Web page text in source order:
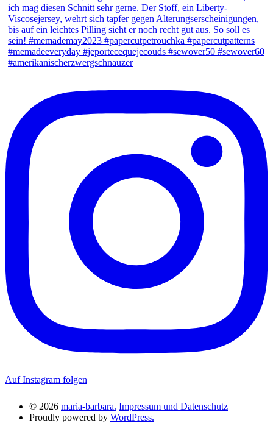
Auf Instagram folgen
© 2026 maria-barbara. Impressum und Datenschutz
Proudly powered by WordPress.